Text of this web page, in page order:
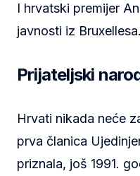
I hrvatski premijer
javnosti iz
Prijateljski
Hrvati nikada neće
prva članica
priznala, još 1991.